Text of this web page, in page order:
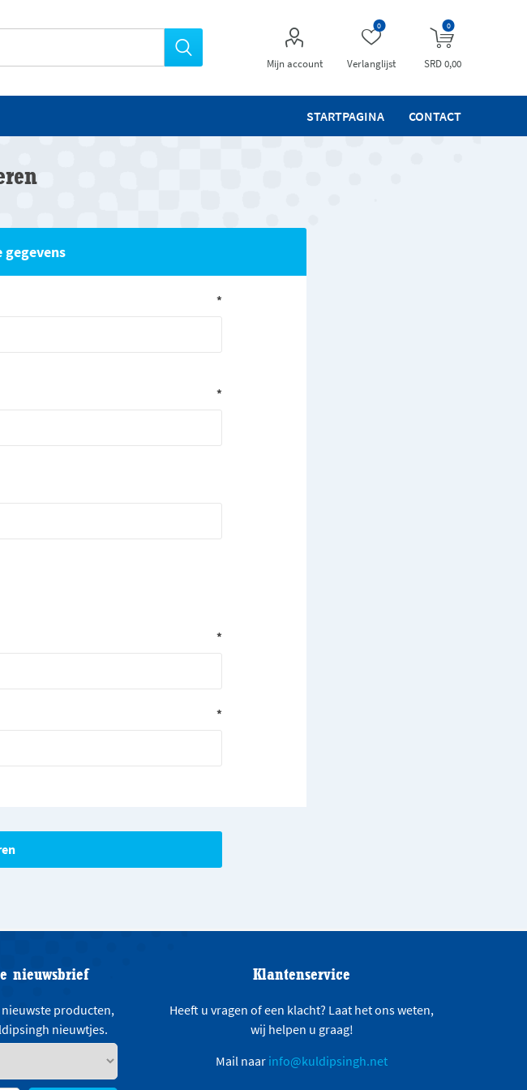
Mijn account Verlanglijst
0 0
SRD 0,00
STARTPAGINA CONTACT
*
*
*
*
nieuwsbrief
producten,
nieuwtjes.
Klantenservice
Heeft u vragen of een klacht? Laat het ons weten,
wij helpen u graag!
Mail naar info@kuldipsingh.net